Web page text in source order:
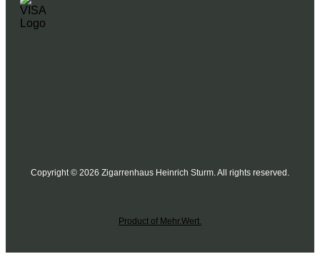
Copyright © 2026 Zigarrenhaus Heinrich Sturm. All rights reserved.
Product of Mehr.Wert.